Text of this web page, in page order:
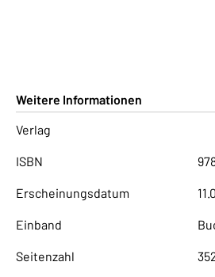
Weitere Informationen
Verlag
ISBN
Erscheinungsdatum
Einband
Seitenzahl